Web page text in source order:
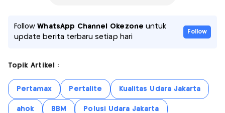
FollowWhatsApp Channel Okezone untuk
update berita terbaru setiap hari
Follow
Topik Artikel :
Pertamax Pertalite Kualitas Udara Jakarta
ahok BBM Polusi Udara Jakarta